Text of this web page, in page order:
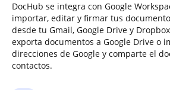
DocHub se integra con Google
importar, editar y firmar tus
desde tu Gmail, Google Drive y
exporta documentos a Google Drive o
direcciones de Google y comparte el
contactos.